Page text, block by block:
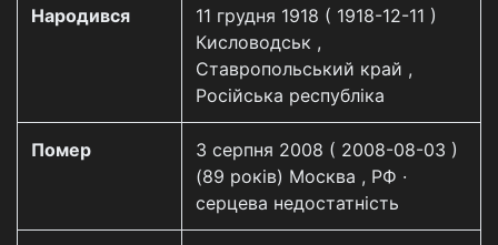
Народився
11 грудня 1918 ( 1918-12-11 )
Кисловодськ ,
Ставропольський край ,
Російська республіка
Помер
3 серпня 2008 ( 2008-08-03 )
(89 років) Москва , РФ ·
серцева недостатність